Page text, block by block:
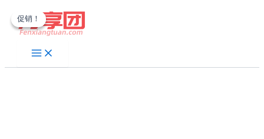
至
促销！
促销！